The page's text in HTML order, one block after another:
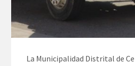
La Municipalidad Distrital de